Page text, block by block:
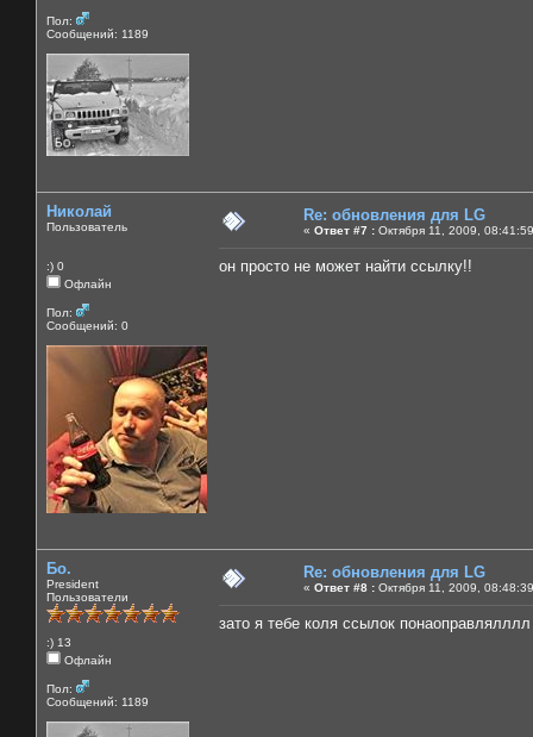
Пол:
Сообщений: 1189
Николай
Пользователь
:) 0
Офлайн
Пол:
Сообщений: 0
Re: обновления для LG
« Ответ #7 : Октября 11, 2009,
он просто не может найти ссылку!!
Бо.
President
Пользователи
:) 13
Офлайн
Пол:
Сообщений: 1189
Re: обновления для LG
« Ответ #8 : Октября 11, 2009,
зато я тебе коля ссылок понаоправлялллл